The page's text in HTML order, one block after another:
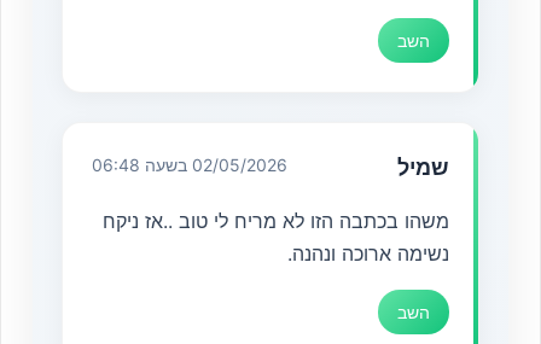
השב
שמיל 02/05/2026 בשעה 06:48
משהו בכתבה הזו לא מריח לי טוב ..אז ניקח
נשימה ארוכה ונהנה.
השב